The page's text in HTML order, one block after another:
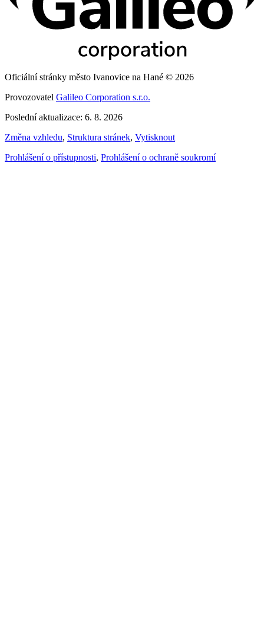
Oficiální stránky město Ivanovice na Hané © 2026
Provozovatel Galileo Corporation s.r.o.
Poslední aktualizace: 6. 8. 2026
Změna vzhledu, Struktura stránek, Vytisknout
Prohlášení o přístupnosti, Prohlášení o ochraně soukromí